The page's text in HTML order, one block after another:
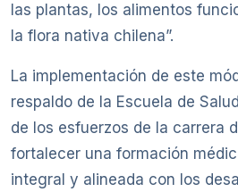
las plantas, los alimentos
la flora nativa chilena”.
La implementación de este
respaldo de la Escuela de
de los esfuerzos de la carrera
fortalecer una formación
integral y alineada con los